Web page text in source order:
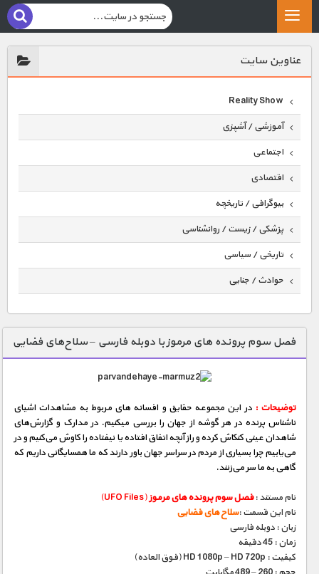
عناوين سايت
Reality Show
آموزشی / آشپزی
اجتماعی
اقتصادی
بیوگرافی / تاریخچه
پزشکی / زیست / روانشناسی
تاریخی / سیاسی
حوادث / جنایی
دنیای خوراکی ها
زمین شناسی / محیط زیست
سازه/ معماری/ مهندسی
سرگرمی
شناخت کودکان
طبیعت
فرهنگ / هنر
کیهان / نجوم
گردشگری
فصل سوم پرونده های مرموز با دوبله فارسی – سلاح‌های فضایی
توضیحات :در این مجموعه حقایق و افسانه‌ های مربوط به مشاهدات اشیای
ناشناس پرنده در هر گوشه از جهان را بررسی میكنیم. در مدارک و گزارش‌های
شاهدان عینی كنكاش كرده و راز آنچه اتفاق‌ افتاده یا نیفتاده را کاوش می‌كنیم و در
می‌یابیم چرا بسیاری از مردم در سراسر جهان باور دارند که ما همسایگانی داریم که
گاهی به ما سر می‌زنند.
نام مستند :فصل سوم پرونده های مرموز(UFO Files)
نام این قسمت :سلاح های فضایی
زبان : دوبله فارسی
زمان : 45 دقیقه
کیفیت : HD 1080p – HD 720p (فوق العاده)